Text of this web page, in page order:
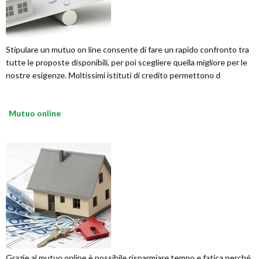
Stipulare un mutuo on line consente di fare un rapido confronto tra
tutte le proposte disponibili, per poi scegliere quella migliore per le
nostre esigenze. Moltissimi istituti di credito permettono d
Mutuo online